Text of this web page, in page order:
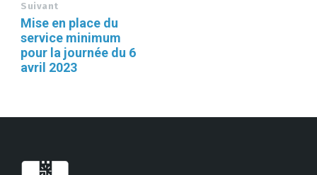
Suivant
Mise en place du
service minimum
pour la journée du 6
avril 2023